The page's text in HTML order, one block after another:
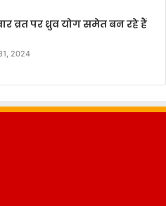
व्रत पर ध्रुव योग समेत बन रहे हैं
2024